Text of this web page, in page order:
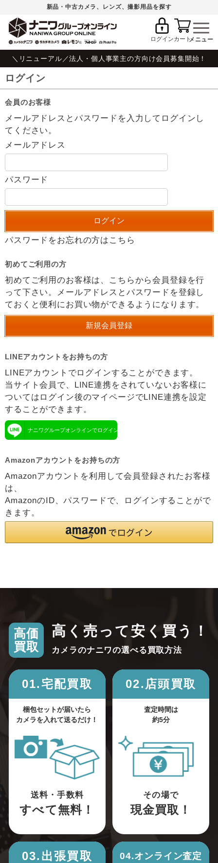
新品・中古カメラ、レンズ、撮影用品を探す
ログインカート
＼リニューアル／法人・個人事業主の方向け会員募集開始！
ログイン
会員のお客様
メールアドレスとパスワードを入力してログインし
てください。
メールアドレス
パスワード
パスワードをお忘れの方はこちら
初めてご利用の方
初めてご利用のお客様は、こちらから会員登録を行
って下さい。メールアドレスとパスワードを登録し
ておくと便利にお買い物ができるようになります。
LINEアカウントをお持ちの方
LINEアカウントでログインすることができます。
当サイト会員で、LINE連携をされていないお客様に
ついてはログイン後のマイページでLINE連携を設定
することができます。
ナニワグループオンラインでログイン
Amazonアカウントをお持ちの方
Amazonアカウントを利用して会員登録されたお客様
は、
AmazonのID、パスワードで、ログインすることがで
きます。
高価
買取
高く売って安く買う！
カメラのナニワの選べる買取方法
01.宅配買取
梱包セットが届いたら
カメラを入れて送るだけ！
送料・手数料
すべて無料！
02.店頭買取
査定時間は
約5分
その場で
現金買取！
03.出張買取 04.オンライン査定